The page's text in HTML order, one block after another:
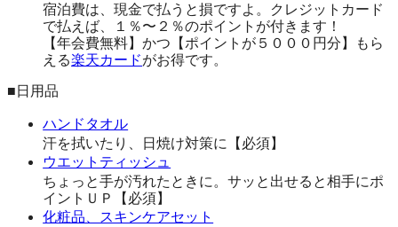
宿泊費は、現金で払うと損ですよ。クレジットカード
で払えば、１％〜２％のポイントが付きます！
【年会費無料】かつ【ポイントが５０００円分】もら
える楽天カードがお得です。
■日用品
ハンドタオル
汗を拭いたり、日焼け対策に【必須】
ウエットティッシュ
ちょっと手が汚れたときに。サッと出せると相手にポ
イントＵＰ【必須】
化粧品、スキンケアセット